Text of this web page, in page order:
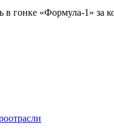
в гонке «Формула-1»